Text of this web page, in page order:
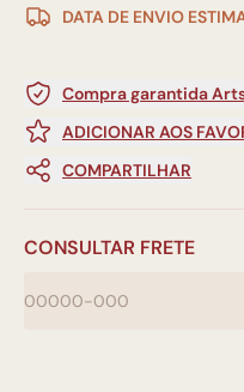
DATA DE ENVIO
Compra garantida
ADICIONAR AOS
COMPARTILHAR
CONSULTAR FRETE